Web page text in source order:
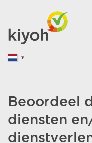
Beoordeel
diensten